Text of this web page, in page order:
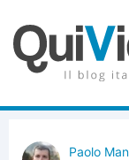
Paolo